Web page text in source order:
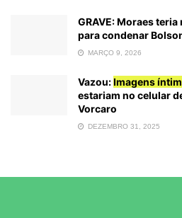
GRAVE: Moraes
para condenar
MARÇO 9, 2026
Vazou:Imagens
estariam no celular
Vorcaro
DEZEMBRO 31, 2025